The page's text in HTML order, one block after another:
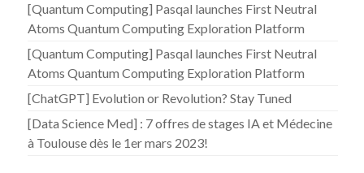
[Quantum Computing] Pasqal launches First Neutral
Atoms Quantum Computing Exploration Platform
[Quantum Computing] Pasqal launches First Neutral
Atoms Quantum Computing Exploration Platform
[ChatGPT] Evolution or Revolution? Stay Tuned
[Data Science Med] : 7 offres de stages IA et Médecine
à Toulouse dès le 1er mars 2023!